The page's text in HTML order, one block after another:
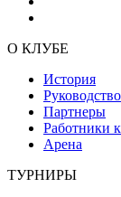
О КЛУБЕ
История
Руководство
Партнеры
Работники
Арена
ТУРНИРЫ